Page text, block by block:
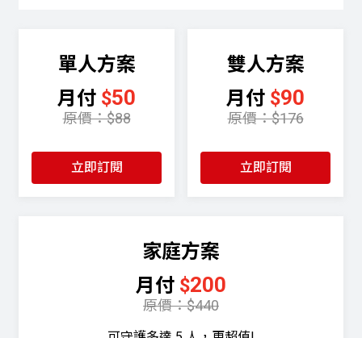
單人方案
月付 $50
原價：$88
立即訂閱
雙人方案
月付 $90
原價：$176
立即訂閱
家庭方案
月付 $200
原價：$440